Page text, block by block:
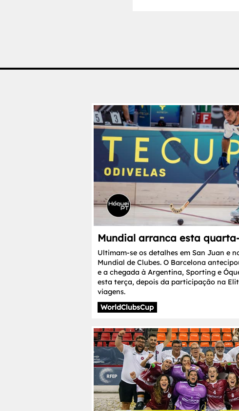
Mundial arranca esta
Ultimam-se os detalhes em San Juan e
Mundial de Clubes. O Barcelona
e a chegada à Argentina, Sporting e
esta terça, depois da participação na
viagens.
WorldClubsCup